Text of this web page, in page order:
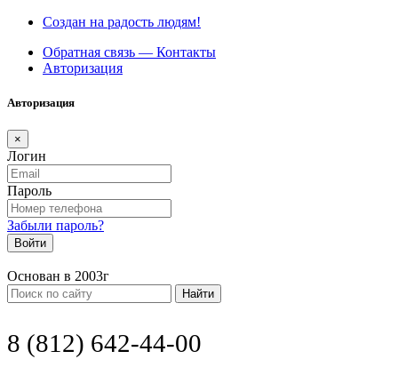
Создан на радость людям!
Обратная связь — Контакты
Авторизация
Авторизация
×
Логин
Пароль
Забыли пароль?
Войти
Основан в 2003г
Найти
8 (812) 642-44-00